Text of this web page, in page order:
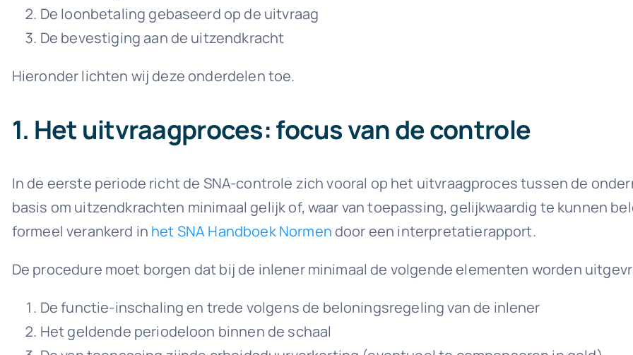
De loonbetaling gebaseerd op de uitvraag
De bevestiging aan de uitzendkracht
Hieronder lichten wij deze onderdelen toe.
1. Het uitvraagproces: focus van de controle
In de eerste periode richt de SNA-controle zich vooral op het uitvraagproces tussen de
basis om uitzendkrachten minimaal gelijk of, waar van toepassing, gelijkwaardig te kunnen
formeel verankerd in het SNA Handboek Normendoor een interpretatierapport.
De procedure moet borgen dat bij de inlener minimaal de volgende elementen worden
De functie-inschaling en trede volgens de beloningsregeling van de inlener
Het geldende periodeloon binnen de schaal